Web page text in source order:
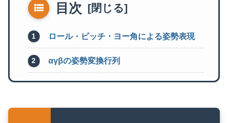
目次
ロール・ピッチ・ヨー角による姿勢表現
αγβの姿勢変換行列